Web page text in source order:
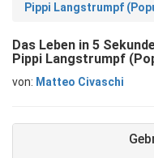
Pippi Langstrumpf
Das Leben in 5
Pippi Langstrumpf
von: Matteo Civaschi